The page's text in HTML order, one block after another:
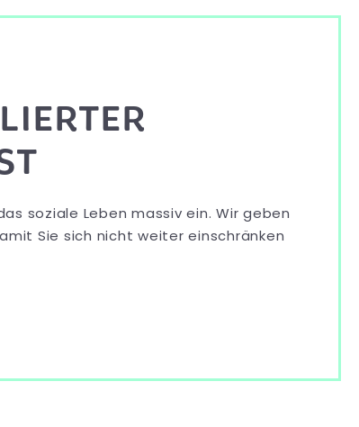
soziale Leben massiv ein. Wir geben
Sie sich nicht weiter einschränken